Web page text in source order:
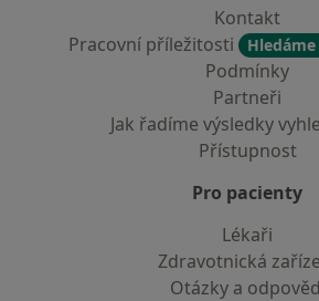
Kontakt
Pracovní příležitosti
Podmínky
Partneři
Jak řadíme výsledky
Přístupnost
Pro pacienty
Lékaři
Zdravotnická
Otázky a